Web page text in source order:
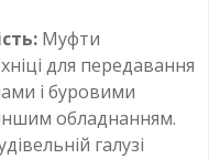
Муфти
для передавання
і буровими
обладнанням.
галузі